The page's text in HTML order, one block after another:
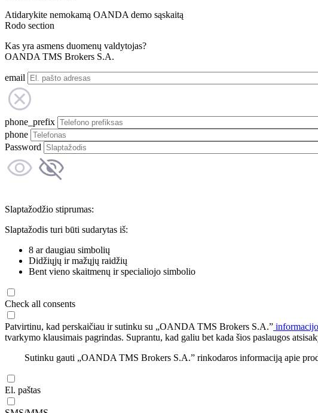
Atidarykite nemokamą OANDA demo sąskaitą
Rodo section
Kas yra asmens duomenų valdytojas?
OANDA TMS Brokers S.A.
email
phone_prefix
phone
Password
Slaptažodžio stiprumas:
Slaptažodis turi būti sudarytas iš:
8 ar daugiau simbolių
Didžiųjų ir mažųjų raidžių
Bent vieno skaitmenų ir specialiojo simbolio
Check all consents
Patvirtinu, kad perskaičiau ir sutinku su „OANDA TMS Brokers S.A.”
tvarkymo klausimais pagrindas. Suprantu, kad galiu bet kada šios paslaugos
Sutinku gauti „OANDA TMS Brokers S.A.” rinkodaros informaciją apie
El. paštas